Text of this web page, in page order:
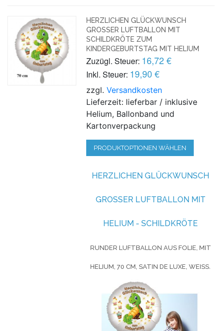
HERZLICHEN GLÜCKWUNSCH
GROSSER LUFTBALLON MIT S
CHILDKRÖTE ZUM K
INDERGEBURTSTAG MIT HELIUM
Zuzügl. Steuer: 16,72 €
Inkl. Steuer: 19,90 €
zzgl.Versandkosten
Lieferzeit: lieferbar / inklusive
Helium, Ballonband und
Kartonverpackung
PRODUKTOPTIONEN WÄHLEN
HERZLICHEN GLÜCKWUNSCH
GROSSER LUFTBALLON MIT H
ELIUM - SCHILDKRÖTE
RUNDER LUFTBALLON AUS FOLIE, MIT
HELIUM, 70 CM, SATIN DE LUXE, WEISS.